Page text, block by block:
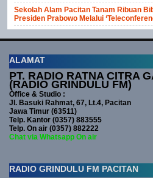
Sekolah Alam Pacitan Tanam Ribuan
Presiden Prabowo Melalui
ALAMAT
PT. RADIO RATNA CITRA
(RADIO GRINDULU FM)
Office & Studio :
Jl. Basuki Rahmat, 67, Lt.4, Pacitan
Jawa Timur (63511)
Telp. Kantor (0357) 883555
Telp. On air (0357) 882222
Chat via Whatsapp On air
RADIO GRINDULU FM PACITAN